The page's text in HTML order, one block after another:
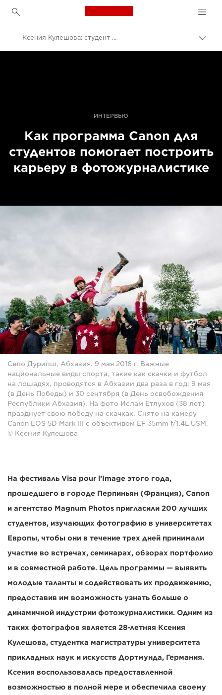
Canon Logo, back to
Ксения Кулешова: студент Canon с большим будущим
ИНТЕРВЬЮ
Как программа Canon для
студентов помогает построить
карьеру в фотожурналистике
Село Дурипш, Абхазия. 9 мая 2016 г. Важные
национальные виды спорта, такие как скачки и футбол
на лошадях, проводятся в Абхазии два раза в год: 9 мая
(в День Победы) и 30 сентября (в День освобождения
Республики Абхазия). На фото Ислам Етлухов (38 лет)
празднует свою победу на скачках. Снято на камеру
Canon EOS 5D Mark III с объективом EF 35mm f/1.4L USM.
© Ксения Кулешова
На фестиваль Visa pour l’Image этого года,
прошедшего в городе Перпиньян (Франция), Canon
и агентство Magnum Photos пригласили 200 лучших
студентов, изучающих фотографию в университетах
Европы, чтобы они в течение трех дней принимали
участие во встречах, семинарах, обзорах портфолио
и в совместной работе. Цель программы — выявить
молодые таланты и содействовать их продвижению,
предоставив им возможность узнать больше о
динамичной индустрии фотожурналистики. Одним из
таких фотографов является 28-летняя Ксения
Кулешова, студентка магистратуры университета
прикладных наук и искусств Дортмунда, Германия.
Ксения воспользовалась предоставленной
возможностью в полной мере и обеспечила своему